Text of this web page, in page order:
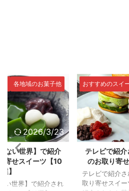
のお菓子他
3/23
】で紹介
ーツ【10
で紹介され
おすすめのスイーツ 各
テレビで紹介された
のお取り寄せスイー
テレビで紹介されたお
取り寄せスイーツ【25選